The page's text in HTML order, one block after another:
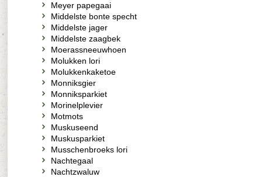
Meyer papegaai
Middelste bonte specht
Middelste jager
Middelste zaagbek
Moerassneeuwhoen
Molukken lori
Molukkenkaketoe
Monniksgier
Monniksparkiet
Morinelplevier
Motmots
Muskuseend
Muskusparkiet
Musschenbroeks lori
Nachtegaal
Nachtzwaluw